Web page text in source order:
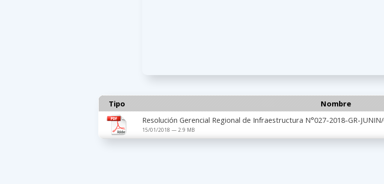
Tipo
Nombre
Resolución Gerencial Regional de Infraestructura N°027-2018-GR-JUNIN/
15/01/2018 — 2.9 MB